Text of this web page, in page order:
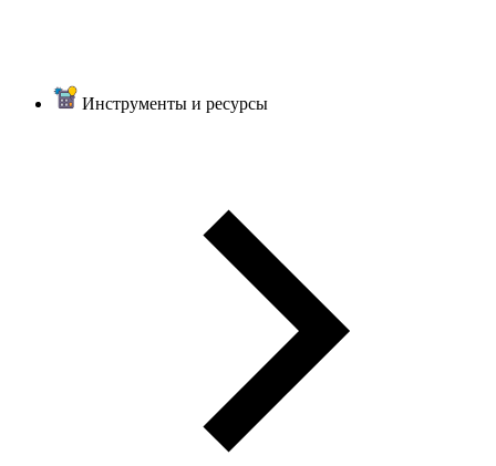
Инструменты и ресурсы